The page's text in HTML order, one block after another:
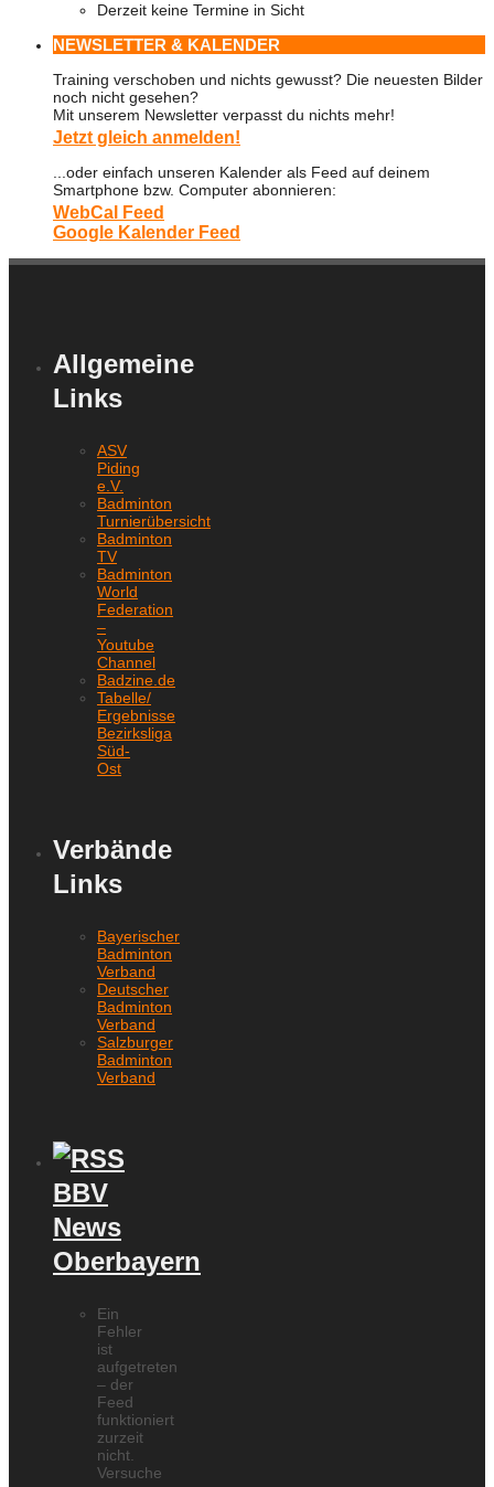
Derzeit keine Termine in Sicht
NEWSLETTER & KALENDER
Training verschoben und nichts gewusst? Die neuesten Bilder
noch nicht gesehen?
Mit unserem Newsletter verpasst du nichts mehr!
Jetzt gleich anmelden!
...oder einfach unseren Kalender als Feed auf deinem
Smartphone bzw. Computer abonnieren:
WebCal Feed
Google Kalender Feed
Allgemeine
Links
ASV
Piding
e.V.
Badminton
Turnierübersicht
Badminton
TV
Badminton
World
Federation
–
Youtube
Channel
Badzine.de
Tabelle/
Ergebnisse
Bezirksliga
Süd-
Ost
Verbände
Links
Bayerischer
Badminton
Verband
Deutscher
Badminton
Verband
Salzburger
Badminton
Verband
BBV
News
Oberbayern
Ein
Fehler
ist
aufgetreten
– der
Feed
funktioniert
zurzeit
nicht.
Versuche